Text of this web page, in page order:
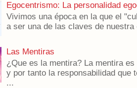
Egocentrismo: La personalidad
Vivimos una época en la que el
a ser una de las claves de
Las Mentiras
¿Que es la mentira? La mentira
y por tanto la responsabilidad que
...